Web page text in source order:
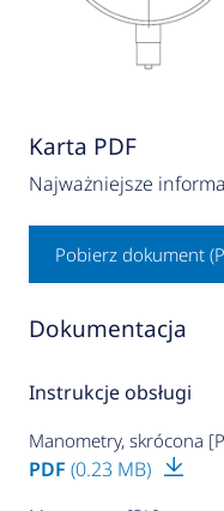
Karta PDF
Najważniejsze
Pobierz dokument
Dokumentacja
Instrukcje obsługi
Manometry, skrócona
PDF (0.23 MB)